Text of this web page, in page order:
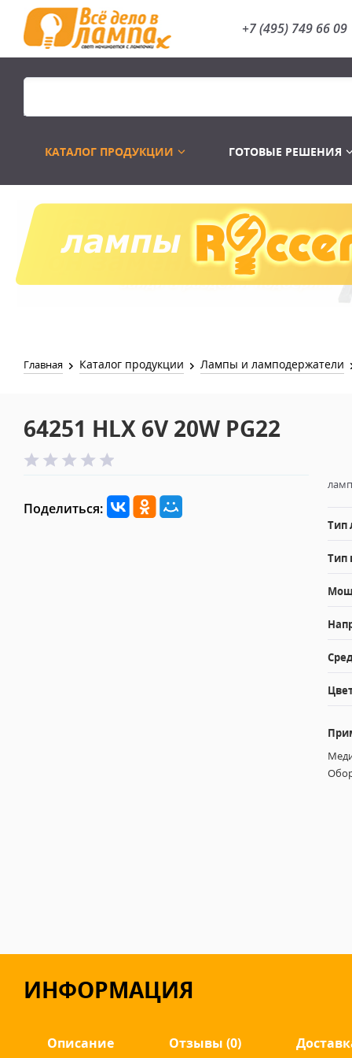
+7 (495) 749 66 09
КАТАЛОГ ПРОДУКЦИИ
Распродажа Лампы
ГОТОВЫЕ РЕШЕНИЯ
Главная Каталог продукции Лампы и ламподержатели
64251 HLX 6V 20W PG22
Поделиться:
Тип
Тип
ИНФОРМАЦИЯ
Описание Отзывы (0)